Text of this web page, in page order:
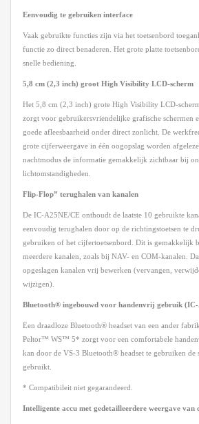
Eenvoudig te gebruiken interface
Vaak gebruikte functies zijn via het toetsenbord
functie zo direct benaderen. Het grote platte
snelle bediening.
5,8 cm (2,3 inch) groot High Visibility LCD-scherm
Het 5,8 cm (2,3 inch) grote High Visibility LCD-
zorgt voor gebruikersvriendelijke grafische schermen
goede afleesbaarheid onder direct zonlicht. De
grote cijferweergave in één oogopslag worden
nachtmodus de informatie gemakkelijk zichtbaar bij
lichtomstandigheden.
Flip-Flop” terughalen van kanalen
De IC-A25NE/CE onthoudt de laatste 10 gebruikte
eenvoudig terughalen door op de richtingstoetsen te
gebruiken of het cijfertoetsenbord. Dit is gemakkelijk
meerdere kanalen, zoals bij NAV- en COM-kanalen.
opgeslagen kanalen vrij bewerken (vervangen,
wijzigen).
Bluetooth® ingebouwd voor handenvrij gebruik (IC-
Een draadloze Bluetooth® headset van een ander
Peltor™ WS™ 5* zorgt voor een comfortabele
kan door de VS-3 Bluetooth® headset te gebruiken de
gebruikt.
* Compatibileit niet gegarandeerd.
Intelligente accu met gedetailleerdere weergave van